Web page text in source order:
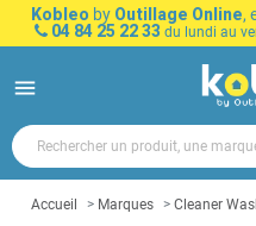
Kobleo by Outillage Online,
04 84 25 22 33 du lundi au
menu
Accueil Marques Cleaner